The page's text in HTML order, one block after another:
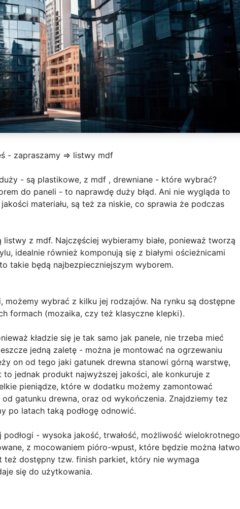
- zapraszamy => listwy mdf
- są plastikowe, z mdf , drewniane - które wybrać?
do paneli - to naprawdę duży błąd. Ani nie wygląda to
materiału, są też za niskie, co sprawia że podczas
z mdf. Najczęściej wybieramy białe, ponieważ tworzą
idealnie również komponują się z białymi ościeżnicami
takie będą najbezpieczniejszym wyborem.
wybrać z kilku jej rodzajów. Na rynku są dostępne
formach (mozaika, czy też klasyczne klepki).
kładzie się je tak samo jak panele, nie trzeba mieć
jedną zaletę - można je montować na ogrzewaniu
on od tego jaki gatunek drewna stanowi górną warstwę,
jednak produkt najwyższej jakości, ale konkuruje z
pieniądze, które w dodatku możemy zamontować
gatunku drewna, oraz od wykończenia. Znajdziemy tez
po latach taką podłogę odnowić.
- wysoka jakość, trwałość, możliwość wielokrotnego
z mocowaniem pióro-wpust, które będzie można łatwo
też dostępny tzw. finish parkiet, który nie wymaga
się do użytkowania.